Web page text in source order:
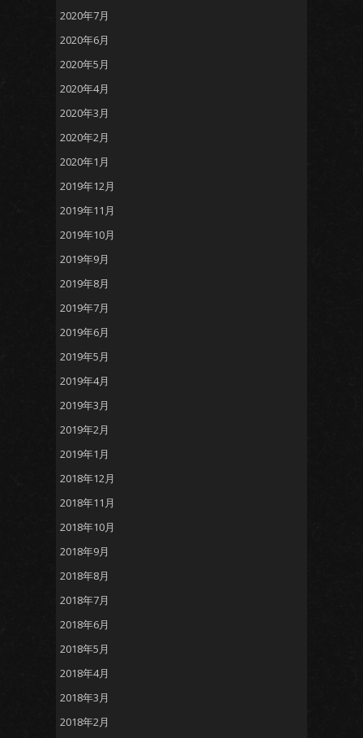
2020年7月
2020年6月
2020年5月
2020年4月
2020年3月
2020年2月
2020年1月
2019年12月
2019年11月
2019年10月
2019年9月
2019年8月
2019年7月
2019年6月
2019年5月
2019年4月
2019年3月
2019年2月
2019年1月
2018年12月
2018年11月
2018年10月
2018年9月
2018年8月
2018年7月
2018年6月
2018年5月
2018年4月
2018年3月
2018年2月